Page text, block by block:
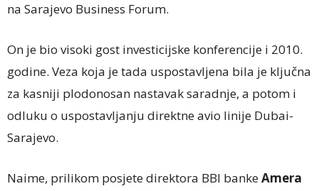
na Sarajevo Business Forum.
On je bio visoki gost investicijske konferencije i 2010.
godine. Veza koja je tada uspostavljena bila je ključna
za kasniji plodonosan nastavak saradnje, a potom i
odluku o uspostavljanju direktne avio linije Dubai-
Sarajevo.
Naime, prilikom posjete direktora BBI bankeAmera